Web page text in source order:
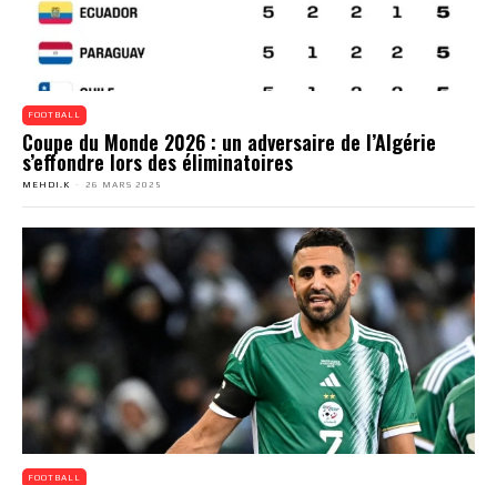
FOOTBALL
Coupe du Monde 2026 : un adversaire de l’Algérie
s’effondre lors des éliminatoires
MEHDI.K - 26 MARS 2025
FOOTBALL